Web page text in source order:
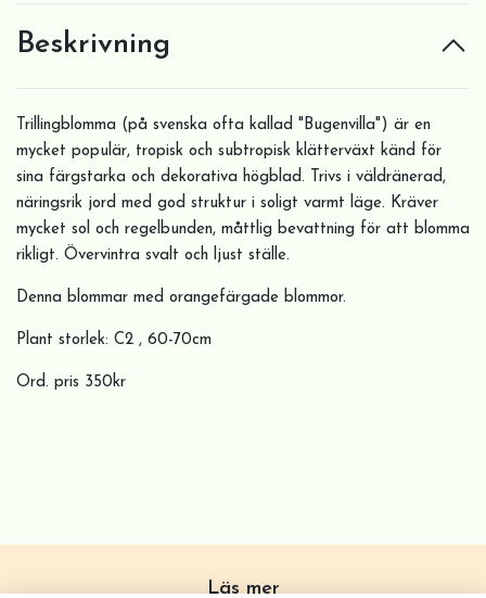
Beskrivning
Trillingblomma (på svenska ofta kallad "Bugenvilla") är en
mycket populär, tropisk och subtropisk klätterväxt känd för
sina färgstarka och dekorativa högblad. Trivs i väldränerad,
näringsrik jord med god struktur i soligt varmt läge. Kräver
mycket sol och regelbunden, måttlig bevattning för att blomma
rikligt. Övervintra svalt och ljust ställe.
Denna blommar med orangefärgade blommor.
Plant storlek: C2 , 60-70cm
Ord. pris 350kr
Läs mer